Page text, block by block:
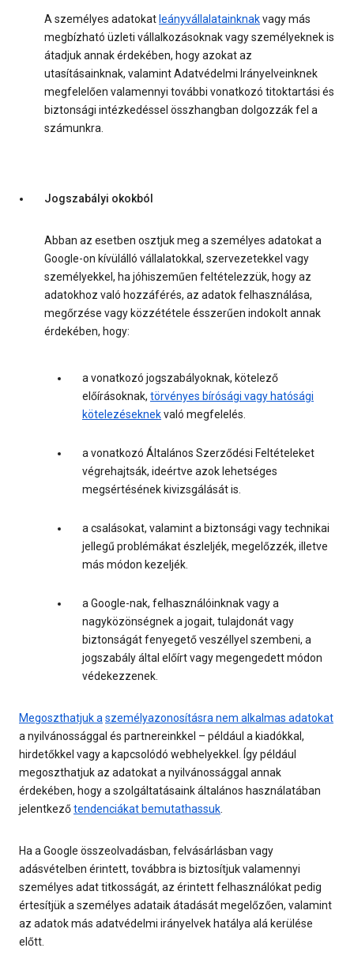
A személyes adatokat leányvállalatainknakvagy más
megbízható üzleti vállalkozásoknak vagy személyeknek is
átadjuk annak érdekében, hogy azokat az
utasításainknak, valamint Adatvédelmi Irányelveinknek
megfelelően valamennyi további vonatkozó titoktartási és
biztonsági intézkedéssel összhangban dolgozzák fel a
számunkra.
Jogszabályi okokból
Abban az esetben osztjuk meg a személyes adatokat a
Google-on kívülálló vállalatokkal, szervezetekkel vagy
személyekkel, ha jóhiszeműen feltételezzük, hogy az
adatokhoz való hozzáférés, az adatok felhasználása,
megőrzése vagy közzététele ésszerűen indokolt annak
érdekében, hogy:
a vonatkozó jogszabályoknak, kötelező
előírásoknak, törvényes bírósági vagy hatósági
kötelezéseknekvaló megfelelés.
a vonatkozó Általános Szerződési Feltételeket
végrehajtsák, ideértve azok lehetséges
megsértésének kivizsgálását is.
a csalásokat, valamint a biztonsági vagy technikai
jellegű problémákat észleljék, megelőzzék, illetve
más módon kezeljék.
a Google-nak, felhasználóinknak vagy a
nagyközönségnek a jogait, tulajdonát vagy
biztonságát fenyegető veszéllyel szembeni, a
jogszabály által előírt vagy megengedett módon
védekezzenek.
Megoszthatjuk aszemélyazonosításra nem alkalmas adatokat
a nyilvánossággal és partnereinkkel – például a kiadókkal,
hirdetőkkel vagy a kapcsolódó webhelyekkel. Így például
megoszthatjuk az adatokat a nyilvánossággal annak
érdekében, hogy a szolgáltatásaink általános használatában
jelentkezőtendenciákat bemutathassuk.
Ha a Google összeolvadásban, felvásárlásban vagy
adásvételben érintett, továbbra is biztosítjuk valamennyi
személyes adat titkosságát, az érintett felhasználókat pedig
értesítjük a személyes adataik átadását megelőzően, valamint
az adatok más adatvédelmi irányelvek hatálya alá kerülése
előtt.